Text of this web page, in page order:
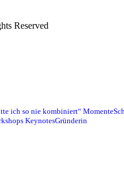
Reserved
ich so nie kombiniert“ Momente
KeynotesGründerin